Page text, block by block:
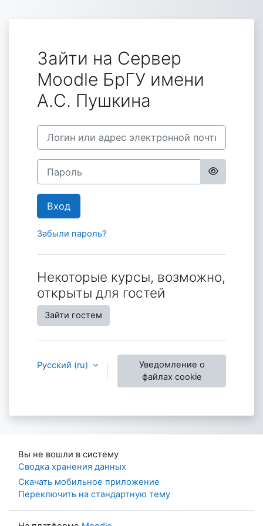
Зайти на Сервер
Moodle БрГУ имени
А.С. Пушкина
Логин или адрес электронной почты
Пароль
Вход
Забыли пароль?
Некоторые курсы, возможно,
открыты для гостей
Зайти гостем
Русский ‎(ru)‎
Уведомление о
файлах cookie
Вы не вошли в систему
Сводка хранения данных
Скачать мобильное приложение
Переключить на стандартную тему